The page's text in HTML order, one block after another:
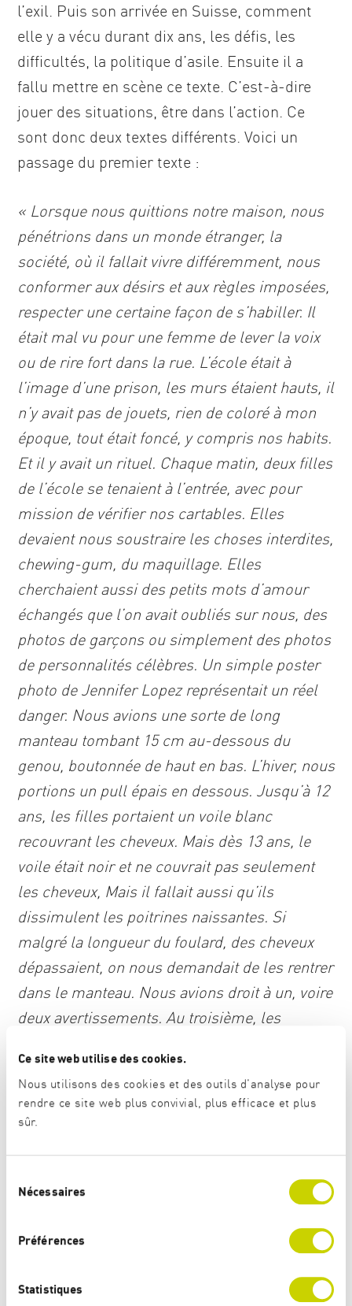
Ce site web utilise des cookies.
Nous utilisons des cookies et des outils d'analyse pour
rendre ce site web plus convivial, plus efficace et plus
sûr.
Nécessaires
Préférences
Statistiques
l’exil. Puis son arrivée en Suisse, comment
elle y a vécu durant dix ans, les défis, les
difficultés, la politique d’asile. Ensuite il a
fallu mettre en scène ce texte. C’est-à-dire
jouer des situations, être dans l’action. Ce
sont donc deux textes différents. Voici un
passage du premier texte :
« Lorsque nous quittions notre maison, nous
pénétrions dans un monde étranger, la
société, où il fallait vivre différemment, nous
conformer aux désirs et aux règles imposées,
respecter une certaine façon de s’habiller. Il
était mal vu pour une femme de lever la voix
ou de rire fort dans la rue. L’école était à
l’image d’une prison, les murs étaient hauts, il
n’y avait pas de jouets, rien de coloré à mon
époque, tout était foncé, y compris nos habits.
Et il y avait un rituel. Chaque matin, deux filles
de l’école se tenaient à l’entrée, avec pour
mission de vérifier nos cartables. Elles
devaient nous soustraire les choses interdites,
chewing-gum, du maquillage. Elles
cherchaient aussi des petits mots d’amour
échangés que l’on avait oubliés sur nous, des
photos de garçons ou simplement des photos
de personnalités célèbres. Un simple poster
photo de Jennifer Lopez représentait un réel
danger. Nous avions une sorte de long
manteau tombant 15 cm au-dessous du
genou, boutonnée de haut en bas. L’hiver, nous
portions un pull épais en dessous. Jusqu’à 12
ans, les filles portaient un voile blanc
recouvrant les cheveux. Mais dès 13 ans, le
voile était noir et ne couvrait pas seulement
les cheveux, Mais il fallait aussi qu’ils
dissimulent les poitrines naissantes. Si
malgré la longueur du foulard, des cheveux
dépassaient, on nous demandait de les rentrer
dans le manteau. Nous avions droit à un, voire
deux avertissements. Au troisième, les
jusqu’au renvoi définitif de l’école. J’aimais
beaucoup le basket. J’ai demandé à ma mère
de m’inscrire au club du basket féminin de
Ma sécurité sur le chemin n’était pas assurée.
de rester jouer dans le jardin. Le sentiment de
facilement harcelé ou agressé par les garçons